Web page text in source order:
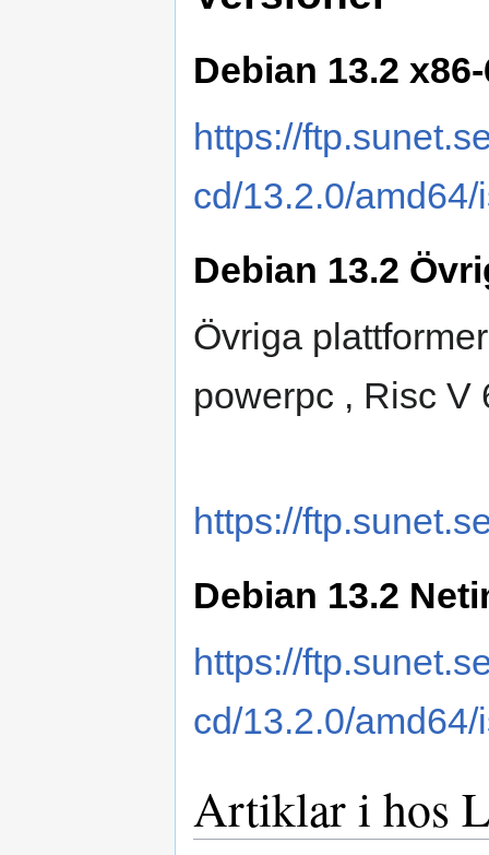
Debian 13.2
https://
cd/13.2.0/
Debian 13.2
Övriga
powerpc , Risc V
https://
Debian 13.2
https://
cd/13.2.0/amd64/
Artiklar i hos